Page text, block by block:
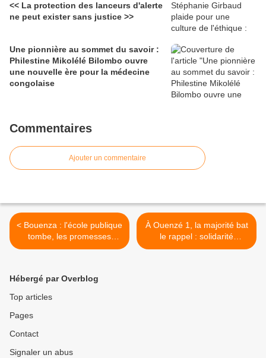
<< La protection des lanceurs d'alerte
ne peut exister sans justice >>
Une pionnière au sommet du savoir :
Philestine Mikolélé Bilombo ouvre
une nouvelle ère pour la médecine
congolaise
Commentaires
Ajouter un commentaire
< Bouenza : l'école publique
tombe, les promesses
tiennent bon
À Ouenzé 1, la majorité bat
le rappel : solidarité
matinale et ferveur
Hébergé par Overblog
Top articles
Pages
Contact
Signaler un abus